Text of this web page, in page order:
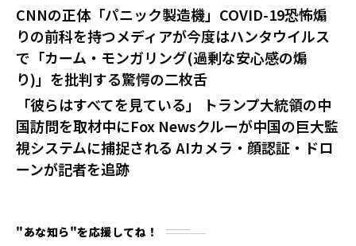
CNNの正体「パニック製造機」COVID-19恐怖煽
りの前科を持つメディアが今度はハンタウイルス
で「カーム・モンガリング(過剰な安心感の煽
り)」を批判する驚愕の二枚舌
「彼らはすべてを見ている」 トランプ大統領の中
国訪問を取材中にFox Newsクルーが中国の巨大監
視システムに捕捉される AIカメラ・顔認証・ドロ
ーンが記者を追跡
"あな知ら"を応援してね！